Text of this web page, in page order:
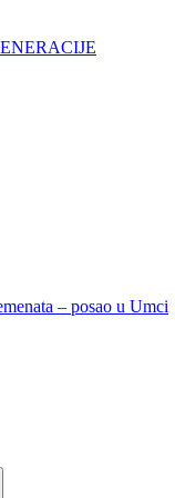
– posao u Umci